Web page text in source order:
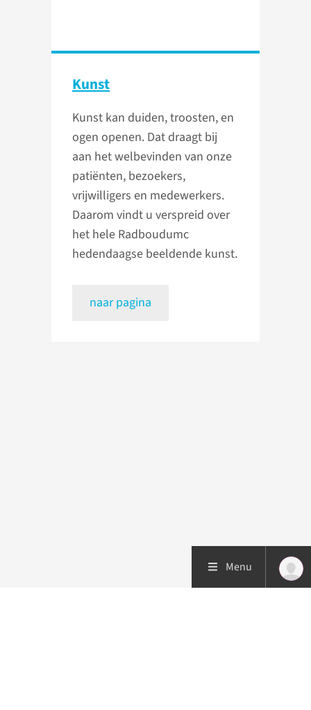
Kunst
Kunst kan duiden, troosten, en
ogen openen. Dat draagt bij
aan het welbevinden van onze
patiënten, bezoekers,
vrijwilligers en medewerkers.
Daarom vindt u verspreid over
het hele Radboudumc
hedendaagse beeldende kunst.
naar pagina
Menu